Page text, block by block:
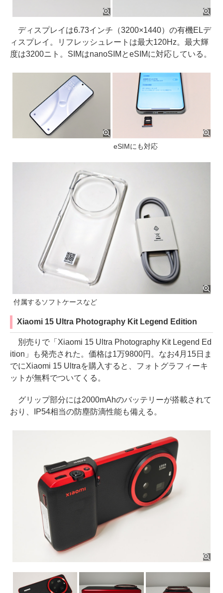
ディスプレイは6.73インチ（3200×1440）の有機ELデ
ィスプレイ。リフレッシュレートは最大120Hz。最大輝
度は3200ニト。SIMはnanoSIMとeSIMに対応している。
eSIMにも対応
付属するソフトケースなど
Xiaomi 15 Ultra Photography Kit Legend Edition
別売りで「Xiaomi 15 Ultra Photography Kit Legend Ed
ition」も発売された。価格は1万9800円。なお4月15日ま
でにXiaomi 15 Ultraを購入すると、フォトグラフィーキ
ットが無料でついてくる。
グリップ部分には2000mAhのバッテリーが搭載されて
おり、IP54相当の防塵防滴性能も備える。